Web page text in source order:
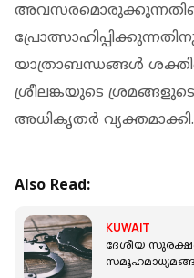
യാത്രാബന്ധങ്ങൾ
ശ്രീലങ്കയുടെ
അധികൃതർ‌ വ്യക്തമാക്കി.
Also Read:
KUWAIT
ദേശീയ